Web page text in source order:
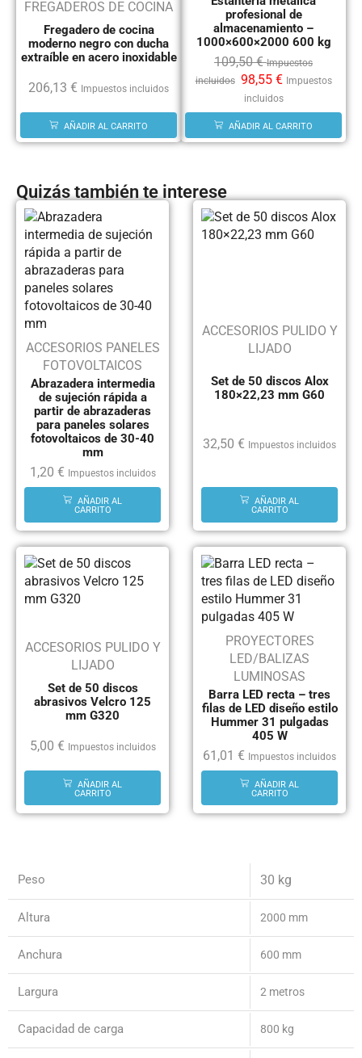
FREGADEROS DE COCINA
Fregadero de cocina
moderno negro con ducha
extraíble en acero inoxidable
206,13 € Impuestos incluidos
AÑADIR AL CARRITO
profesional de
almacenamiento –
1000×600×2000 600 kg
109,50€ Impuestos
incluidos 98,55 € Impuestos
incluidos
AÑADIR AL CARRITO
Quizás también te interese
ACCESORIOS PANELES
FOTOVOLTAICOS
Abrazadera intermedia
de sujeción rápida a
partir de abrazaderas
para paneles solares
fotovoltaicos de 30-40
mm
1,20 € Impuestos incluidos
AÑADIR AL
CARRITO
ACCESORIOS PULIDO Y
LIJADO
Set de 50 discos Alox
180×22,23 mm G60
32,50 € Impuestos incluidos
AÑADIR AL
CARRITO
ACCESORIOS PULIDO Y
LIJADO
Set de 50 discos
abrasivos Velcro 125
mm G320
5,00 € Impuestos incluidos
AÑADIR AL
CARRITO
PROYECTORES
LED/BALIZAS
LUMINOSAS
Barra LED recta – tres
filas de LED diseño estilo
Hummer 31 pulgadas
405 W
61,01 € Impuestos incluidos
AÑADIR AL
CARRITO
Peso 30 kg
Altura 2000 mm
Anchura 600 mm
Largura 2 metros
Capacidad de carga 800 kg